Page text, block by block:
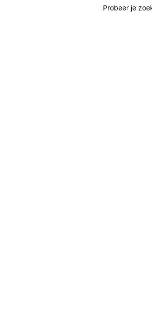
Probeer je